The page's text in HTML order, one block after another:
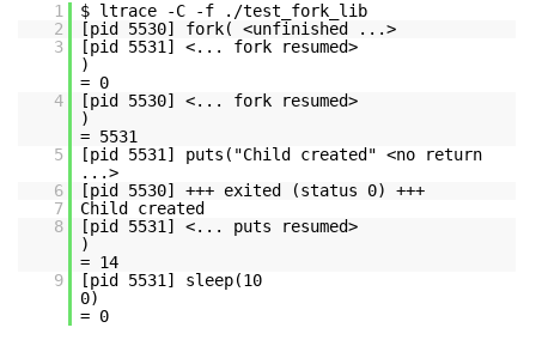
1
$ ltrace -C -f ./test_fork_lib
2
[pid 5530] fork( <unfinished ...>
3
[pid 5531] <... fork resumed>
= 0
4
[pid 5530] <... fork resumed>
= 5531
5
[pid 5531] puts("Child created" <no return
...>
6
[pid 5530] +++ exited (status 0) +++
7
Child created
8
[pid 5531] <... puts resumed>
= 14
9
[pid 5531] sleep(10
= 0